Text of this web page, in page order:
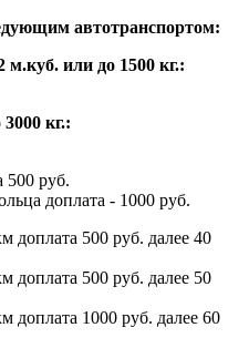
автотранспортом:
или до 1500 кг.:
кг.:
500 руб.
доплата - 1000 руб.
500 руб. далее 40
500 руб. далее 50
1000 руб. далее 60